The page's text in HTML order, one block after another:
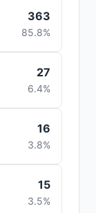
363
85.8%
27
6.4%
16
3.8%
15
3.5%